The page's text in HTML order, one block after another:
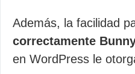
Además, la facilidad
correctamente
en WordPress le